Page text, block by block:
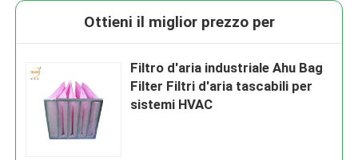
Ottieni il miglior prezzo per
Filtro d'aria industriale Ahu Bag
Filter Filtri d'aria tascabili per
sistemi HVAC